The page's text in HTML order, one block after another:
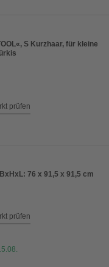
S Kurzhaar, für kleine
prüfen
76 x 91,5 x 91,5 cm
prüfen